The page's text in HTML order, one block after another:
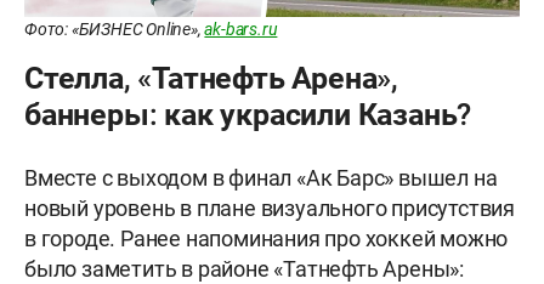
Фото: «БИЗНЕС Online»,ak-bars.ru
Стелла, «Татнефть Арена»,
баннеры: как украсили Казань?
Вместе с выходом в финал «Ак Барс» вышел на
новый уровень в плане визуального присутствия
в городе. Ранее напоминания про хоккей можно
было заметить в районе «Татнефть Арены»: